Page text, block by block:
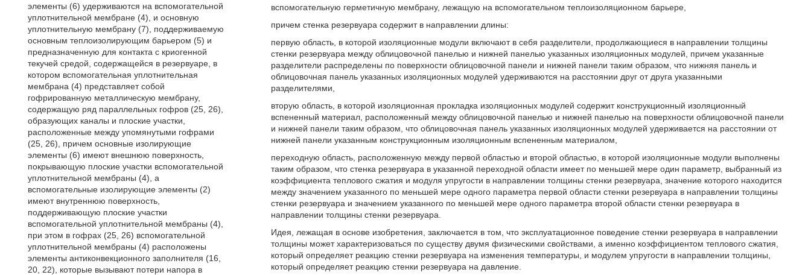
вспомогательную герметичную мембрану, лежащую на вспомогательном теплоизоляционном барьере,
причем стенка резервуара содержит в направлении длины:
первую область, в которой изоляционные модули включают в себя разделители, продолжающиеся в направлении толщины
стенки резервуара между облицовочной панелью и нижней панелью указанных изоляционных модулей, причем указанные
разделители распределены по поверхности облицовочной панели и нижней панели таким образом, что нижняя панель и
облицовочная панель указанных изоляционных модулей удерживаются на расстоянии друг от друга указанными
разделителями,
вторую область, в которой изоляционная прокладка изоляционных модулей содержит конструкционный изоляционный
вспененный материал, расположенный между облицовочной панелью и нижней панелью на поверхности облицовочной панели
и нижней панели таким образом, что облицовочная панель указанных изоляционных модулей удерживается на расстоянии от
нижней панели указанным конструкционным изоляционным вспененным материалом,
переходную область, расположенную между первой областью и второй областью, в которой изоляционные модули выполнены
таким образом, что стенка резервуара в указанной переходной области имеет по меньшей мере один параметр, выбранный из
коэффициента теплового сжатия и модуля упругости в направлении толщины стенки резервуара, значение которого находится
между значением указанного по меньшей мере одного параметра первой области стенки резервуара в направлении толщины
стенки резервуара и значением указанного по меньшей мере одного параметра второй области стенки резервуара в
направлении толщины стенки резервуара.
Идея, лежащая в основе изобретения, заключается в том, что эксплуатационное поведение стенки резервуара в направлении
толщины может характеризоваться по существу двумя физическими свойствами, а именно коэффициентом теплового сжатия,
который определяет реакцию стенки резервуара на изменения температуры, и модулем упругости в направлении толщины,
который определяет реакцию стенки резервуара на давление.
элементы (6) удерживаются на вспомогательной
уплотнительной мембране (4), и основную
уплотнительную мембрану (7), поддерживаемую
основным теплоизолирующим барьером (5) и
предназначенную для контакта с криогенной
текучей средой, содержащейся в резервуаре, в
котором вспомогательная уплотнительная
мембрана (4) представляет собой
гофрированную металлическую мембрану,
содержащую ряд параллельных гофров (25, 26),
образующих каналы и плоские участки,
расположенные между упомянутыми гофрами
(25, 26), причем основные изолирующие
элементы (6) имеют внешнюю поверхность,
покрывающую плоские участки вспомогательной
уплотнительной мембраны (4), а
вспомогательные изолирующие элементы (2)
имеют внутреннюю поверхность,
поддерживающую плоские участки
вспомогательной уплотнительной мембраны (4),
при этом в гофрах (25, 26) вспомогательной
уплотнительной мембраны (4) расположены
элементы антиконвекционного заполнителя (16,
20, 22), которые вызывают потери напора в